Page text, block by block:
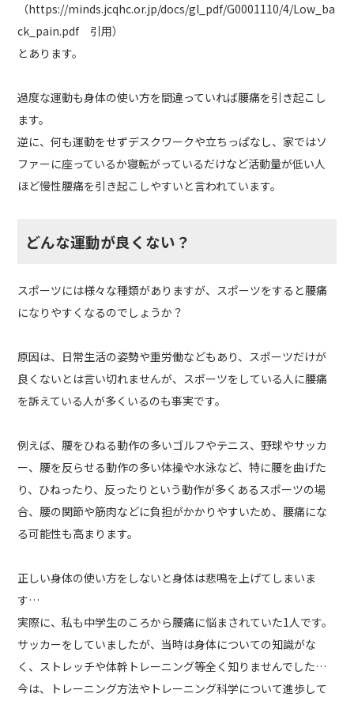
（https://minds.jcqhc.or.jp/docs/gl_pdf/G0001110/4/Low_ba
ck_pain.pdf 引用）
とあります。
過度な運動も身体の使い方を間違っていれば腰痛を引き起こし
ます。
逆に、何も運動をせずデスクワークや立ちっぱなし、家ではソ
ファーに座っているか寝転がっているだけなど活動量が低い人
ほど慢性腰痛を引き起こしやすいと言われています。
どんな運動が良くない？
スポーツには様々な種類がありますが、スポーツをすると腰痛
になりやすくなるのでしょうか？
原因は、日常生活の姿勢や重労働などもあり、スポーツだけが
良くないとは言い切れませんが、スポーツをしている人に腰痛
を訴えている人が多くいるのも事実です。
例えば、腰をひねる動作の多いゴルフやテニス、野球やサッカ
ー、腰を反らせる動作の多い体操や水泳など、特に腰を曲げた
り、ひねったり、反ったりという動作が多くあるスポーツの場
合、腰の関節や筋肉などに負担がかかりやすいため、腰痛にな
る可能性も高まります。
正しい身体の使い方をしないと身体は悲鳴を上げてしまいま
す…
実際に、私も中学生のころから腰痛に悩まされていた1人です。
サッカーをしていましたが、当時は身体についての知識がな
く、ストレッチや体幹トレーニング等全く知りませんでした…
今は、トレーニング方法やトレーニング科学について進歩して